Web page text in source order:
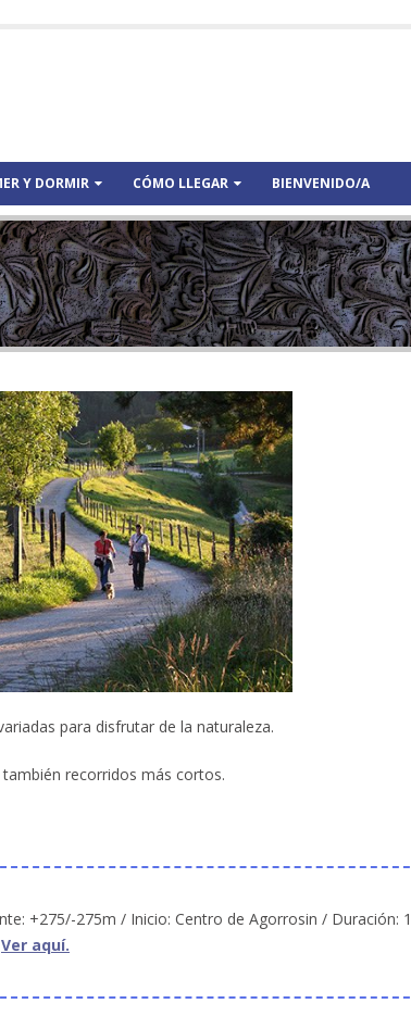
Y DORMIR CÓMO LLEGAR BIENVENIDO/A
para disfrutar de la naturaleza.
recorridos más cortos.
+275/-275m / Inicio: Centro de Agorrosin / Duración: 1
Ver aquí.